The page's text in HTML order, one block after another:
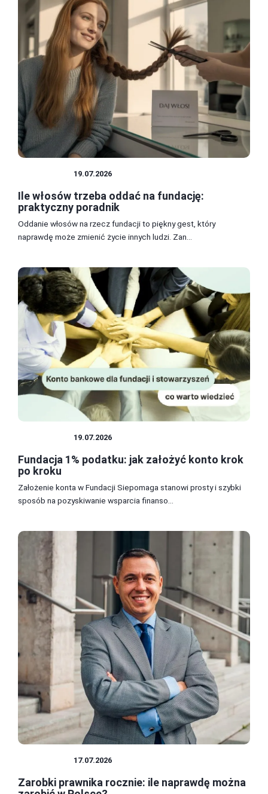
19.07.2026
Ile włosów trzeba oddać na fundację:
praktyczny poradnik
Oddanie włosów na rzecz fundacji to piękny gest, który
naprawdę może zmienić życie innych ludzi. Zan...
19.07.2026
Fundacja 1% podatku: jak założyć konto krok
po kroku
Założenie konta w Fundacji Siepomaga stanowi prosty i szybki
sposób na pozyskiwanie wsparcia finanso...
17.07.2026
Zarobki prawnika rocznie: ile naprawdę można